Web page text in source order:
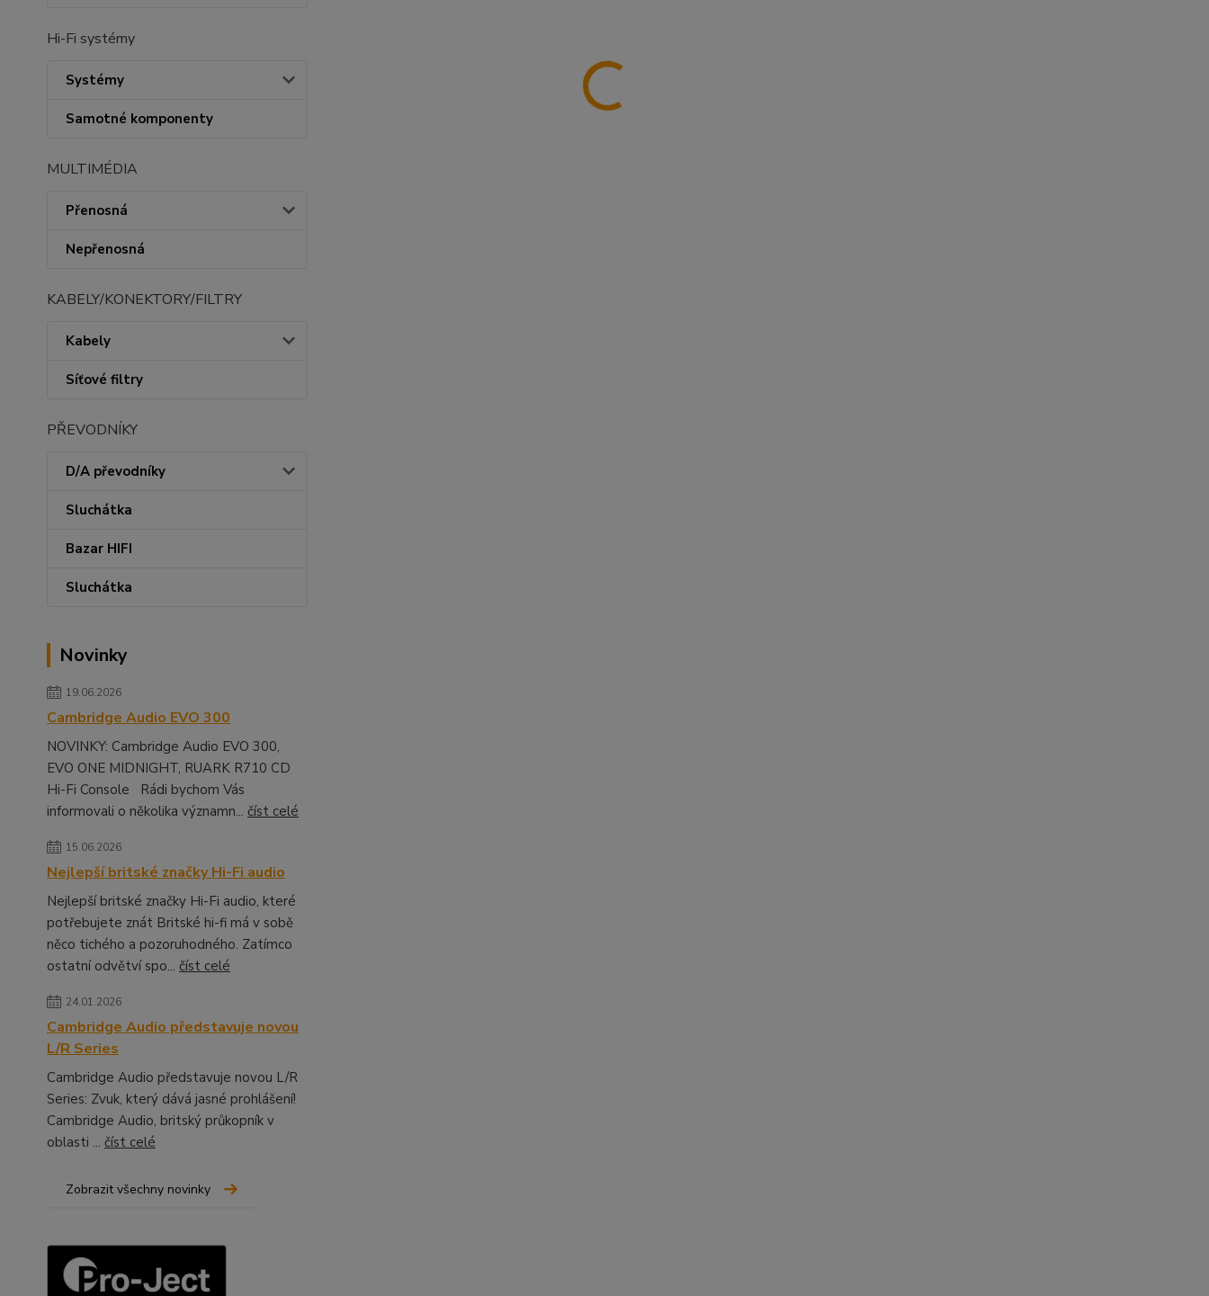
Hi-Fi systémy
Systémy
Samotné komponenty
MULTIMÉDIA
Přenosná
Nepřenosná
KABELY/KONEKTORY/FILTRY
Kabely
Síťové filtry
PŘEVODNÍKY
D/A převodníky
Sluchátka
Bazar HIFI
Sluchátka
Novinky
19.06.2026
Cambridge Audio EVO 300
NOVINKY: Cambridge Audio EVO 300,
EVO ONE MIDNIGHT, RUARK R710 CD
Hi-Fi Console Rádi bychom Vás
informovali o několika významn... číst celé
15.06.2026
Nejlepší britské značky Hi-Fi audio
Nejlepší britské značky Hi-Fi audio, které
potřebujete znát Britské hi-fi má v sobě
něco tichého a pozoruhodného. Zatímco
ostatní odvětví spo... číst celé
24.01.2026
Cambridge Audio představuje novou
L/R Series
Cambridge Audio představuje novou L/R
Series: Zvuk, který dává jasné prohlášení!
Cambridge Audio, britský průkopník v
oblasti ... číst celé
Zobrazit všechny novinky